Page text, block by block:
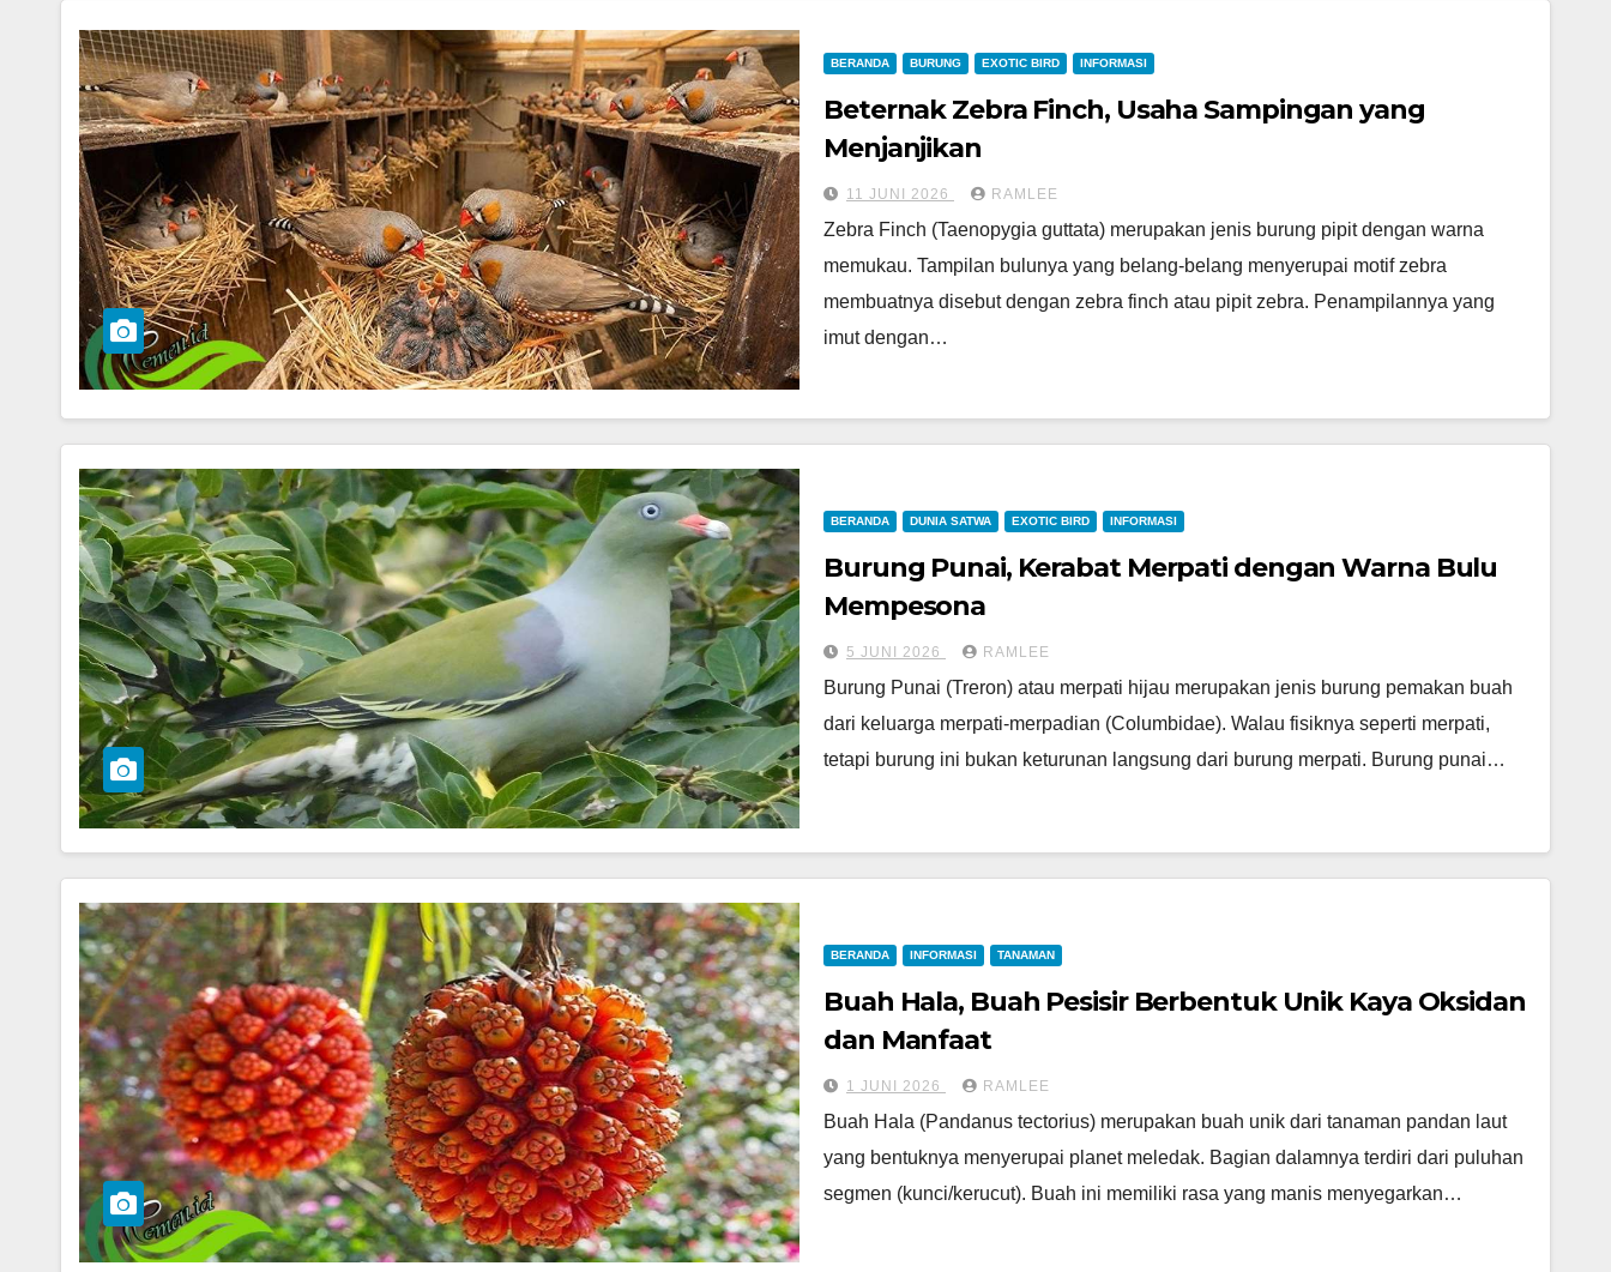
BERANDA BURUNG EXOTIC BIRD INFORMASI
Beternak Zebra Finch, Usaha Sampingan yang
Menjanjikan
11 JUNI 2026 RAMLEE
Zebra Finch (Taenopygia guttata) merupakan jenis burung pipit dengan warna
memukau. Tampilan bulunya yang belang-belang menyerupai motif zebra
membuatnya disebut dengan zebra finch atau pipit zebra. Penampilannya yang
imut dengan…
BERANDA DUNIA SATWA EXOTIC BIRD INFORMASI
Burung Punai, Kerabat Merpati dengan Warna Bulu
Mempesona
5 JUNI 2026 RAMLEE
Burung Punai (Treron) atau merpati hijau merupakan jenis burung pemakan buah
dari keluarga merpati-merpadian (Columbidae). Walau fisiknya seperti merpati,
tetapi burung ini bukan keturunan langsung dari burung merpati. Burung punai…
BERANDA INFORMASI TANAMAN
Buah Hala, Buah Pesisir Berbentuk Unik Kaya Oksidan
dan Manfaat
1 JUNI 2026 RAMLEE
Buah Hala (Pandanus tectorius) merupakan buah unik dari tanaman pandan laut
yang bentuknya menyerupai planet meledak. Bagian dalamnya terdiri dari puluhan
segmen (kunci/kerucut). Buah ini memiliki rasa yang manis menyegarkan…